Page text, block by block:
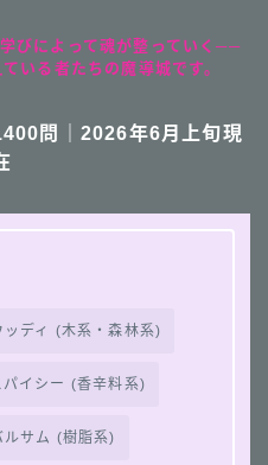
びによって魂が整っていく──
いる者たちの魔導城です。
問｜2026年6月上旬現
ッディ (木系・森林系)
パイシー (香辛料系)
ルサム (樹脂系)